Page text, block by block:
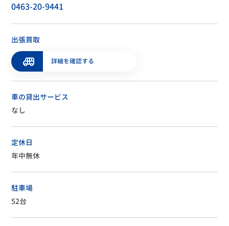
0463-20-9441
出張買取
詳細を確認する
車の貸出サービス
なし
定休日
年中無休
駐車場
52台